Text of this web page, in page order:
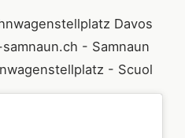
Davos
- Samnaun
- Scuol